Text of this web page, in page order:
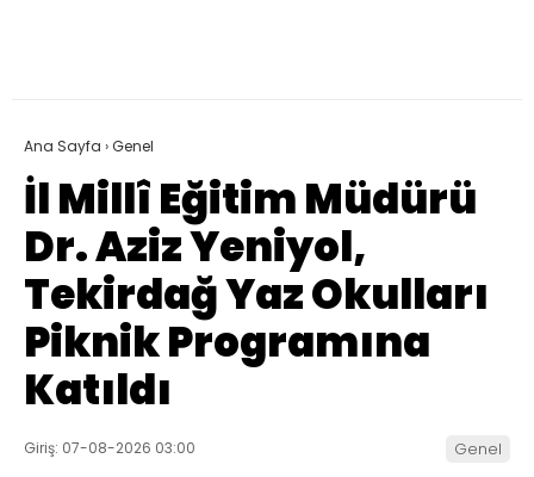
Ana Sayfa ›Genel
İl Millî Eğitim Müdürü
Dr. Aziz Yeniyol,
Tekirdağ Yaz Okulları
Piknik Programına
Katıldı
Giriş: 07-08-2026 03:00 Genel